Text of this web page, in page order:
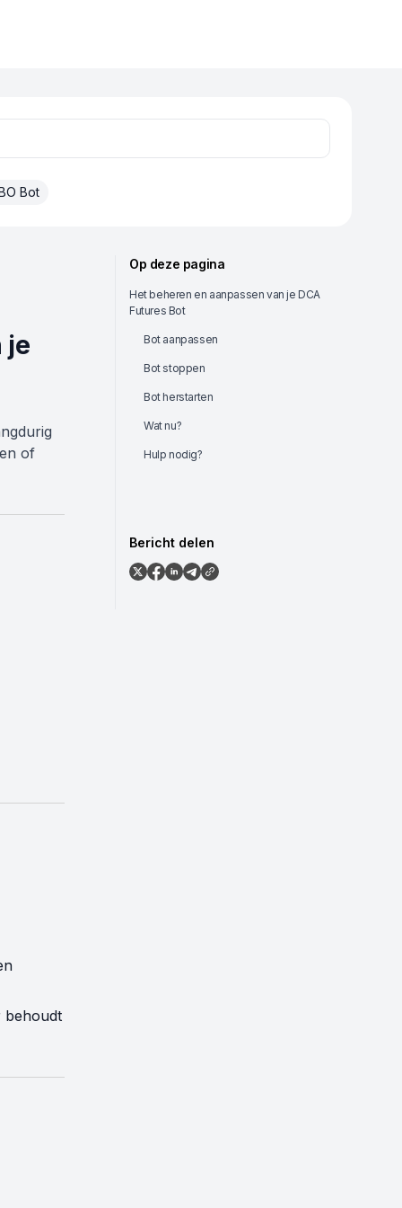
Bot
je
of
behoudt
Op deze pagina
Het beheren en aanpassen van je DCA
Futures Bot
Bot aanpassen
Bot stoppen
Bot herstarten
Wat nu?
Hulp nodig?
Bericht delen